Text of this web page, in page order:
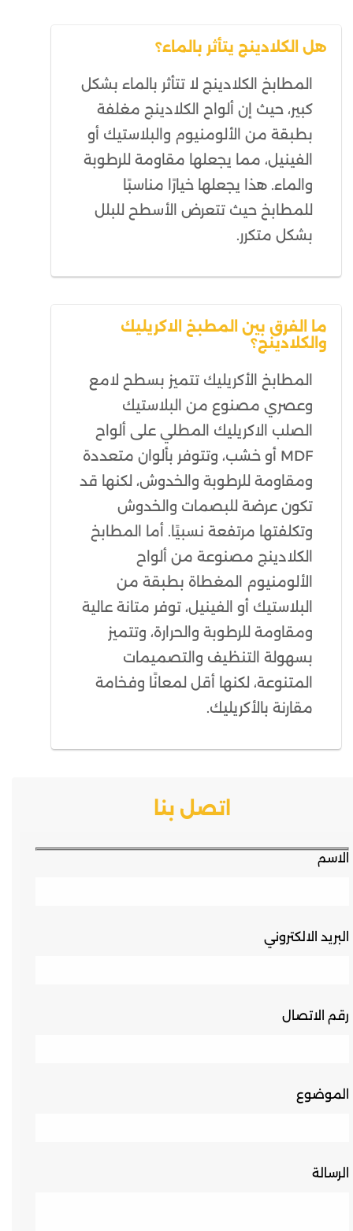
هل الكلادينج يتأثر بالماء؟
المطابخ الكلادينج لا تتأثر بالماء بشكل
كبير، حيث إن ألواح الكلادينج مغلفة
بطبقة من الألومنيوم والبلاستيك أو
الفينيل، مما يجعلها مقاومة للرطوبة
والماء. هذا يجعلها خيارًا مناسبًا
للمطابخ حيث تتعرض الأسطح للبلل
بشكل متكرر.
ما الفرق بين المطبخ الاكريليك
والكلادينج؟
المطابخ الأكريليك تتميز بسطح لامع
وعصري مصنوع من البلاستيك
الصلب الاكريليك المطلي على ألواح
MDF أو خشب، وتتوفر بألوان متعددة
ومقاومة للرطوبة والخدوش، لكنها قد
تكون عرضة للبصمات والخدوش
وتكلفتها مرتفعة نسبيًا. أما المطابخ
الكلادينج مصنوعة من ألواح
الألومنيوم المغطاة بطبقة من
البلاستيك أو الفينيل، توفر متانة عالية
ومقاومة للرطوبة والحرارة، وتتميز
بسهولة التنظيف والتصميمات
المتنوعة، لكنها أقل لمعانًا وفخامة
مقارنة بالأكريليك.
اتصل بنا
الاسم
البريد الالكتروني
رقم الاتصال
الموضوع
الرسالة